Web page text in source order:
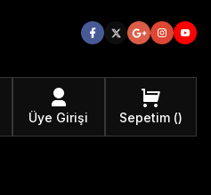
Üye Girişi Sepetim